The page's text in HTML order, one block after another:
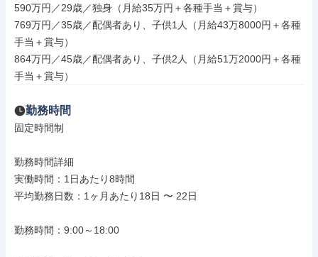
590万円／29歳／独身（月給35万円＋各種手当＋賞与）
769万円／35歳／配偶者あり、子供1人（月給43万8000円＋各種
手当＋賞与）
864万円／45歳／配偶者あり、子供2人（月給51万2000円＋各種
手当＋賞与）
勤務時間
固定時間制
勤務時間詳細
実働時間：1日あたり8時間
平均勤務日数：1ヶ月あたり18日 〜 22日
勤務時間：9:00～18:00